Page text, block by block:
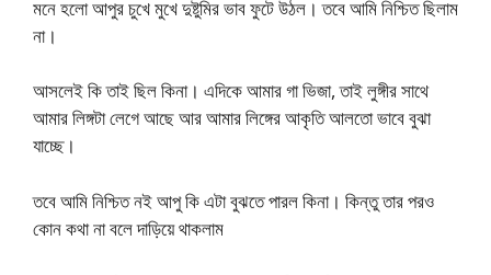
মনে হলো আপুর চুখে মুখে দুষ্টুমির ভাব ফুটে উঠল। তবে আমি নিশ্চিত ছিলাম
না।
আসলেই কি তাই ছিল কিনা। এদিকে আমার গা ভিজা, তাই লুঙ্গীর সাথে
আমার লিঙ্গটা লেগে আছে আর আমার লিঙ্গের আকৃতি আলতো ভাবে বুঝা
যাচ্ছে।
তবে আমি নিশ্চিত নই আপু কি এটা বুঝতে পারল কিনা। কিন্তু তার পরও
কোন কথা না বলে দাড়িয়ে থাকলাম